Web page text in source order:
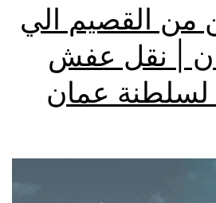
القصيم الي
| نقل عفش
عمان